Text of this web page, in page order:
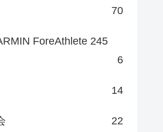
70
ForeAthlete 245
6
14
22